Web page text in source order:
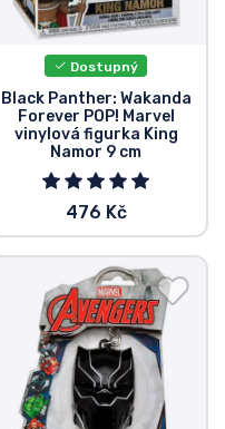
Dostupný
Black Panther: Wakanda
Forever POP! Marvel
vinylová figurka King
Namor 9 cm
476 Kč